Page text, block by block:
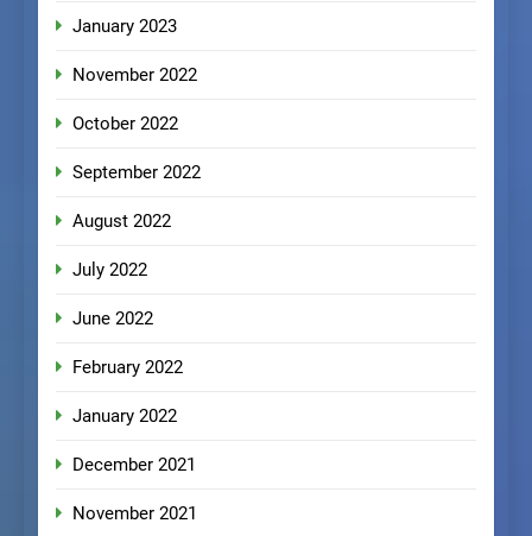
January 2023
November 2022
October 2022
September 2022
August 2022
July 2022
June 2022
February 2022
January 2022
December 2021
November 2021